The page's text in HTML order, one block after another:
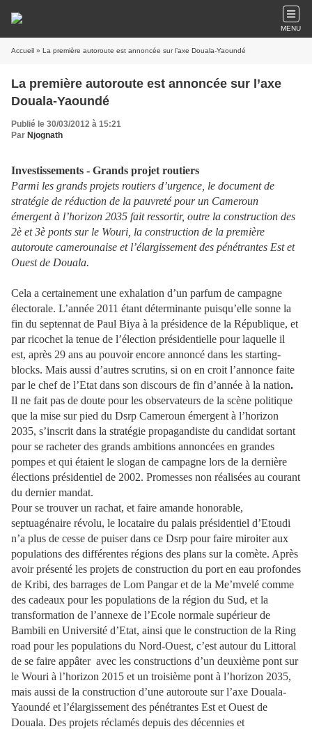
MENU
Accueil » La première autoroute est annoncée sur l’axe Douala-Yaoundé
La première autoroute est annoncée sur l’axe
Douala-Yaoundé
Publié le 30/03/2012 à 15:21
Par Njognath
Investissements - Grands projet routiers
Parmi les grands projets routiers d’urgence, le document de
stratégie de réduction de la pauvreté pour un Cameroun
émergent à l’horizon 2035 fait ressortir, outre la construction des
2è et 3è ponts sur le Wouri, la construction de la première
autoroute camerounaise et l’élargissement des pénétrantes Est et
Ouest de Douala.
Cela a certainement une exhalation d’un parfum de campagne
électorale. L’année 2011 étant déterminante puisqu’elle sonne la
fin du septennat de Paul Biya à la présidence de la République, et
par ricochet la tenue de l’élection présidentielle pour laquelle il
est, après 29 ans au pouvoir encore annoncé dans les starting-
blocks. Mais aussi d’autres scrutins, si on en croit l’annonce faite
par le chef de l’Etat dans son discours de fin d’année à la nation.
Il ne fait pas de doute pour les observateurs de la scène politique
que la mise sur pied du Dsrp Cameroun émergent à l’horizon
2035, s’inscrit dans la stratégie propagandiste du candidat sortant
pour se racheter des grands ambitions annoncées en grandes
pompes et qui étaient le slogan de campagne lors de la dernière
élections présidentiel de 2002. Promesses non réalisées au courant
du dernier mandat.
Pour se trouver un rachat, et faire amande honorable,
septuagénaire révolu, le locataire du palais présidentiel d’Etoudi
n’a plus de cesse de puiser dans ce Dsrp pour faire miroiter aux
populations des différentes régions des plans sur la comète. Après
avoir présenté les projets de construction du port en eau profondes
de Kribi, des barrages de Lom Pangar et de la Me’mvelé comme
des cadeaux pour les populations de la région du Sud, et la
transformation de l’annexe de l’Ecole normale supérieur de
Bambili en Université d’Etat, ainsi que le construction de la Ring
road pour les populations du Nord-Ouest, c’est autour du Littoral
de se faire appâter avec les constructions d’un deuxième pont sur
le Wouri à l’horizon 2015 et un troisième pont à l’horizon 2035,
mais aussi de la construction d’une autoroute sur l’axe Douala-
Yaoundé et l’élargissement des pénétrantes Est et Ouest de
Douala. Des projets réclamés depuis des décennies et